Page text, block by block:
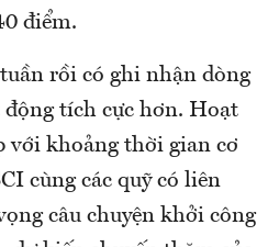
điểm.
rồi có ghi nhận dòng
tích cực hơn. Hoạt
với khoảng thời gian cơ
cùng các quỹ có liên
câu chuyện khởi công